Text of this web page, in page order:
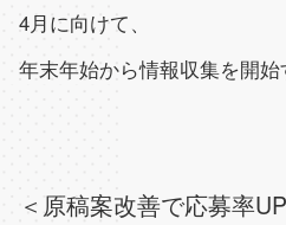
4月に向けて、
年末年始から情報収集を開始
＜原稿案改善で応募率UP